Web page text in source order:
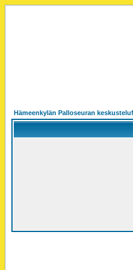
Hämeenkylän Palloseuran